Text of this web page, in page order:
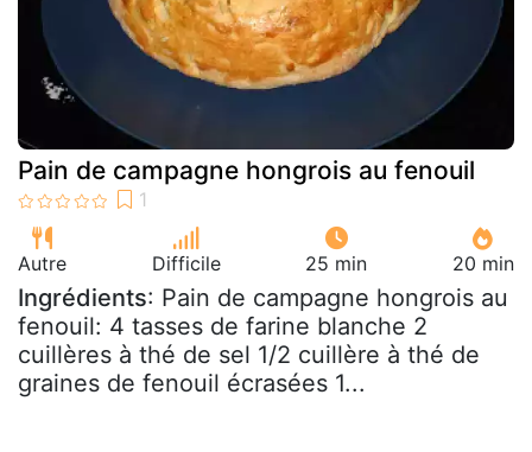
Pain de campagne hongrois au fenouil
Autre Difficile 25 min 20 min
Ingrédients: Pain de campagne hongrois au
fenouil: 4 tasses de farine blanche 2
cuillères à thé de sel 1/2 cuillère à thé de
graines de fenouil écrasées 1...